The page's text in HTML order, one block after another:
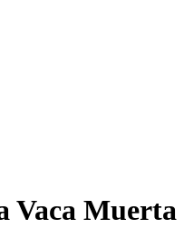
Vaca Muerta